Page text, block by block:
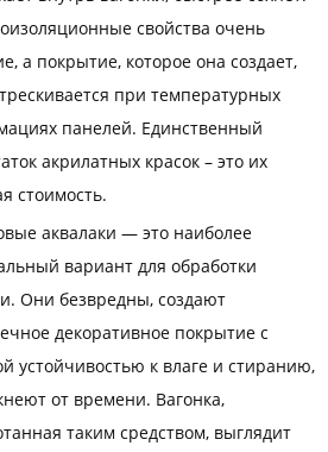
свойства очень
а покрытие, которое она создает,
при температурных
панелей. Единственный
акрилатных красок – это их
стоимость.
аквалаки — это наиболее
вариант для обработки
Они безвредны, создают
декоративное покрытие с
устойчивостью к влаге и стиранию,
от времени. Вагонка,
таким средством, выглядит